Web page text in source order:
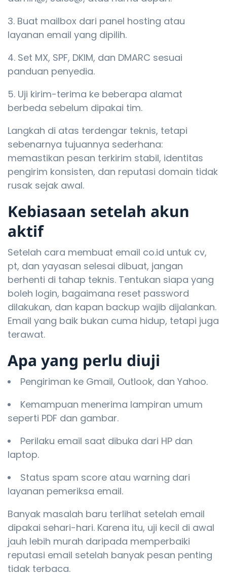
Buat mailbox dari panel hosting atau
layanan email yang dipilih.
Set MX, SPF, DKIM, dan DMARC sesuai
panduan penyedia.
Uji kirim-terima ke beberapa alamat
berbeda sebelum dipakai tim.
Langkah di atas terdengar teknis, tetapi
sebenarnya tujuannya sederhana:
memastikan pesan terkirim stabil, identitas
pengirim konsisten, dan reputasi domain tidak
rusak sejak awal.
Kebiasaan setelah akun
aktif
Setelah cara membuat email co.id untuk cv,
pt, dan yayasan selesai dibuat, jangan
berhenti di tahap teknis. Tentukan siapa yang
boleh login, bagaimana reset password
dilakukan, dan kapan backup wajib dijalankan.
Email yang baik bukan cuma hidup, tetapi juga
terawat.
Apa yang perlu diuji
Pengiriman ke Gmail, Outlook, dan Yahoo.
Kemampuan menerima lampiran umum
seperti PDF dan gambar.
Perilaku email saat dibuka dari HP dan
laptop.
Status spam score atau warning dari
layanan pemeriksa email.
Banyak masalah baru terlihat setelah email
dipakai sehari-hari. Karena itu, uji kecil di awal
jauh lebih murah daripada memperbaiki
reputasi email setelah banyak pesan penting
tidak terbaca.